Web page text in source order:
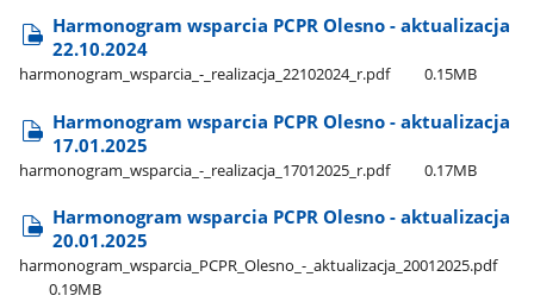
Harmonogram wsparcia PCPR Olesno - aktualizacja
22.10.2024
harmonogram​_wsparcia​_-​_realizacja​_22102024​_r.pdf 0.15MB
Harmonogram wsparcia PCPR Olesno - aktualizacja
17.01.2025
harmonogram​_wsparcia​_-​_realizacja​_17012025​_r.pdf 0.17MB
Harmonogram wsparcia PCPR Olesno - aktualizacja
20.01.2025
harmonogram​_wsparcia​_PCPR​_Olesno​_-​_aktualizacja​_20012025.pdf
0.19MB